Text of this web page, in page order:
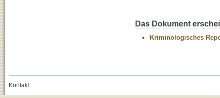
Das Dokument
Kriminologisches
Kontakt